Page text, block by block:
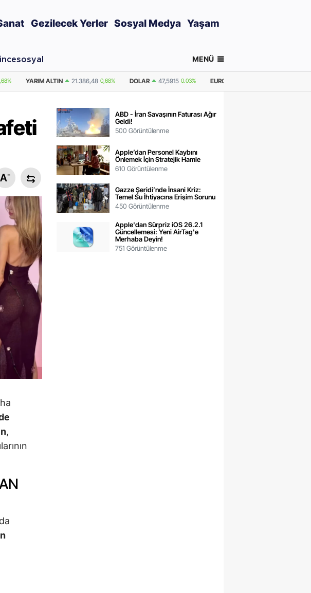
Gezilecek Yerler Sosyal Medya Yaşam
MENÜ
0,68% DOLAR 47,5915 0.03% EURO 55,1259 0.18% GRAM ALTIN
A-
,
ABD - İran Savaşının Faturası Ağır
Geldi!
500 Görüntülenme
Apple’dan Personel Kaybını
Önlemek İçin Stratejik Hamle
610 Görüntülenme
Gazze Şeridi’nde İnsani Kriz:
Temel Su İhtiyacına Erişim Sorunu
450 Görüntülenme
Apple'dan Sürpriz iOS 26.2.1
Güncellemesi: Yeni AirTag'e
Merhaba Deyin!
751 Görüntülenme